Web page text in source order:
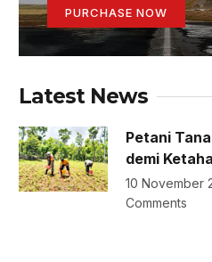
PURCHASE NOW
Latest News
Petani
demi
10 November
Comments